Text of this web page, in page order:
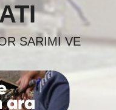
SARIMI VE